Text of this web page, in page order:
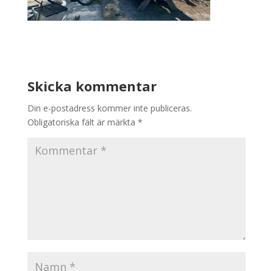
Skicka kommentar
Din e-postadress kommer inte publiceras.
Obligatoriska fält är märkta *